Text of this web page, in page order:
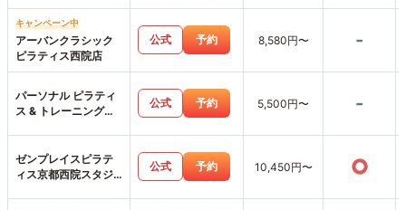
キャンペーン中
アーバンクラシック
ピラティス西院店
公式 予約 8,580円〜 -
パーソナル ピラティ
ス & トレーニング
公式 予約 5,500円〜 -
ゼンプレイスピラテ
ィス京都西院スタジ
公式 予約 10,450円〜 ○